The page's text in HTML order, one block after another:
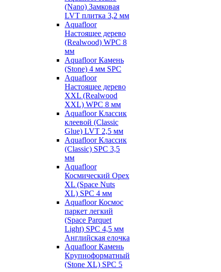
(Nano) Замковая
LVT плитка 3,2 мм
Aquafloor
Настоящее дерево
(Realwood) WPC 8
мм
Aquafloor Камень
(Stone) 4 мм SPC
Aquafloor
Настоящее дерево
XXL (Realwood
XXL) WPC 8 мм
Aquafloor Классик
клеевой (Classic
Glue) LVT 2,5 мм
Aquafloor Классик
(Classic) SPC 3,5
мм
Aquafloor
Космический Орех
XL (Space Nuts
XL) SPC 4 мм
Aquafloor Космос
паркет легкий
(Space Parquet
Light) SPC 4,5 мм
Английская елочка
Aquafloor Камень
Крупноформатный
(Stone XL) SPC 5